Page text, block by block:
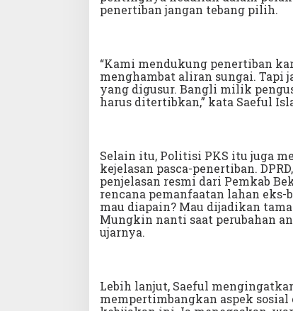
penertiban jangan tebang pilih.
“Kami mendukung penertiban
menghambat aliran sungai. Tapi
yang digusur. Bangli milik
harus ditertibkan,” kata Saeful
Selain itu, Politisi PKS itu juga
kejelasan pasca-penertiban.
penjelasan resmi dari Pemkab
rencana pemanfaatan lahan
mau diapain? Mau dijadikan
Mungkin nanti saat perubahan
ujarnya.
Lebih lanjut, Saeful
mempertimbangkan aspek